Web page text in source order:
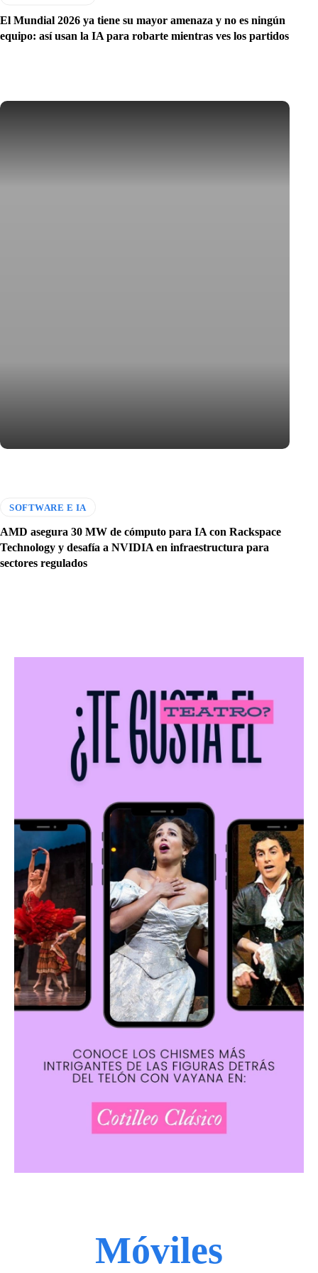
El Mundial 2026 ya tiene su mayor amenaza y no es ningún
equipo: así usan la IA para robarte mientras ves los partidos
SOFTWARE E IA
AMD asegura 30 MW de cómputo para IA con Rackspace
Technology y desafía a NVIDIA en infraestructura para
sectores regulados
Móviles